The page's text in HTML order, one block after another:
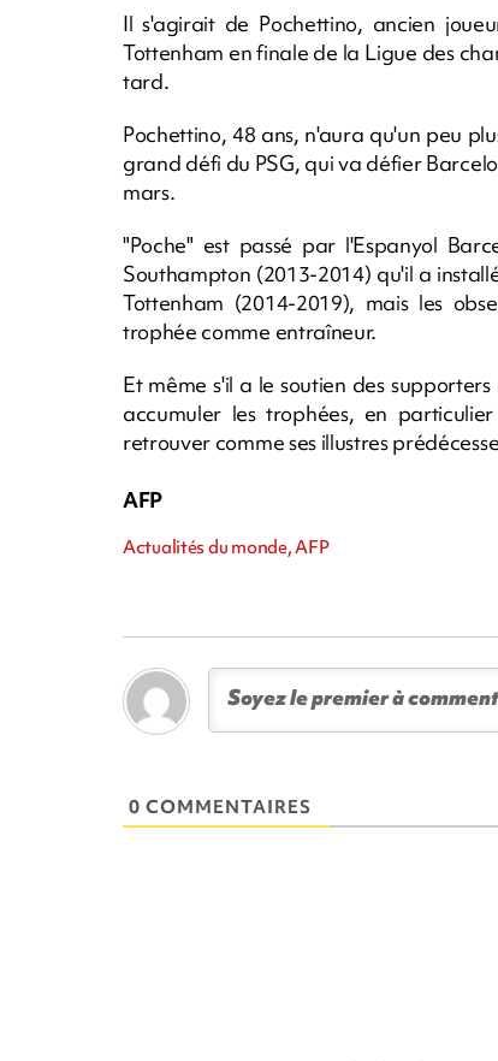
Il s'agirait de Pochettino, ancien
Tottenham en finale de la Ligue des
tard.
Pochettino, 48 ans, n'aura qu'un peu
grand défi du PSG, qui va défier
mars.
"Poche" est passé par l'Espanyol
Southampton (2013-2014) qu'il a
Tottenham (2014-2019), mais les
trophée comme entraîneur.
Et même s'il a le soutien des
accumuler les trophées, en
retrouver comme ses illustres
AFP
Actualités du monde, AFP
0 COMMENTAIRES